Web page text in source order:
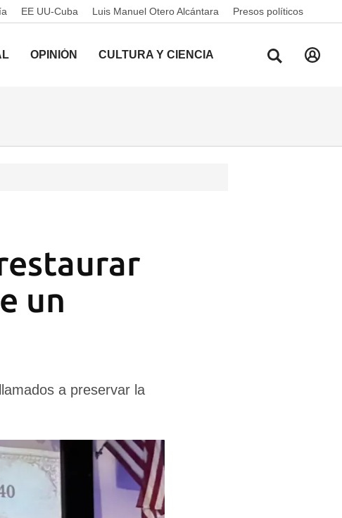
EE UU-Cuba Luis Manuel Otero Alcántara Presos políticos
OPINIÓN CULTURA Y CIENCIA
un
a preservar la